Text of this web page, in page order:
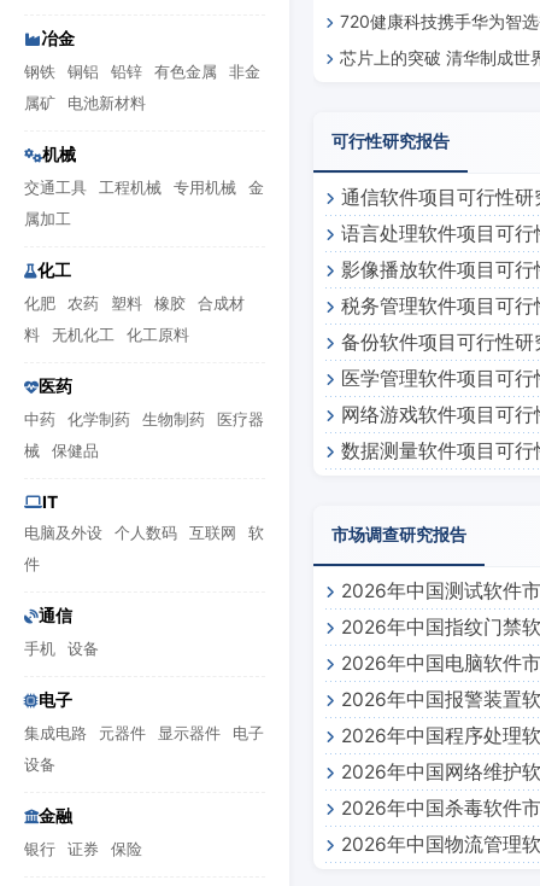
冶金
钢铁 铜铝 铅锌 有色金属
非金
属矿
电池新材料
机械
交通工具 工程机械 专用机械
金
属加工
化工
化肥 农药 塑料 橡胶
合成材
料
无机化工 化工原料
医药
中药 化学制药 生物制药
医疗器
械
保健品
IT
电脑及外设 个人数码 互联网
软
件
通信
手机 设备
电子
集成电路 元器件 显示器件
电子
设备
金融
银行 证券 保险
的“薪”机遇
720健康科技携手华为智选
芯片上的突破 清华制成世
可行性研究报告
通信软件项目可行性研
语言处理软件项目可行
影像播放软件项目可行
税务管理软件项目可行
备份软件项目可行性研
医学管理软件项目可
网络游戏软件项目可
数据测量软件项目可行
市场调查研究报告
2026年中国测试软件
2026年中国指纹门禁
2026年中国电脑软件
2026年中国报警装置
2026年中国程序处理
2026年中国网络维护
2026年中国杀毒软件
2026年中国物流管理